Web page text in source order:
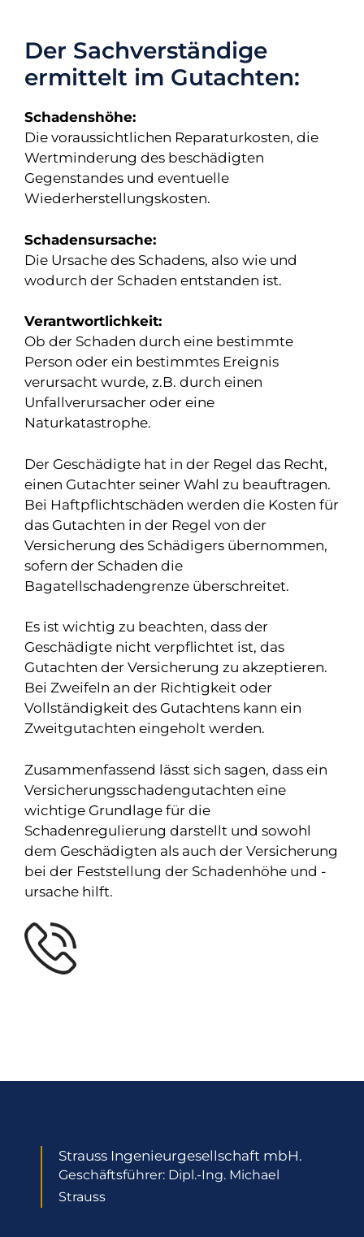
Der Sachverständige
ermittelt im Gutachten:
Schadenshöhe:
Die voraussichtlichen Reparaturkosten, die
Wertminderung des beschädigten
Gegenstandes und eventuelle
Wiederherstellungskosten.
Schadensursache:
Die Ursache des Schadens, also wie und
wodurch der Schaden entstanden ist.
Verantwortlichkeit:
Ob der Schaden durch eine bestimmte
Person oder ein bestimmtes Ereignis
verursacht wurde, z.B. durch einen
Unfallverursacher oder eine
Naturkatastrophe.
Der Geschädigte hat in der Regel das Recht,
einen Gutachter seiner Wahl zu beauftragen.
Bei Haftpflichtschäden werden die Kosten für
das Gutachten in der Regel von der
Versicherung des Schädigers übernommen,
sofern der Schaden die
Bagatellschadengrenze überschreitet.
Es ist wichtig zu beachten, dass der
Geschädigte nicht verpflichtet ist, das
Gutachten der Versicherung zu akzeptieren.
Bei Zweifeln an der Richtigkeit oder
Vollständigkeit des Gutachtens kann ein
Zweitgutachten eingeholt werden.
Zusammenfassend lässt sich sagen, dass ein
Versicherungsschadengutachten eine
wichtige Grundlage für die
Schadenregulierung darstellt und sowohl
dem Geschädigten als auch der Versicherung
bei der Feststellung der Schadenhöhe und -
ursache hilft.
Strauss Ingenieurgesellschaft mbH.
Geschäftsführer: Dipl.-Ing. Michael
Strauss